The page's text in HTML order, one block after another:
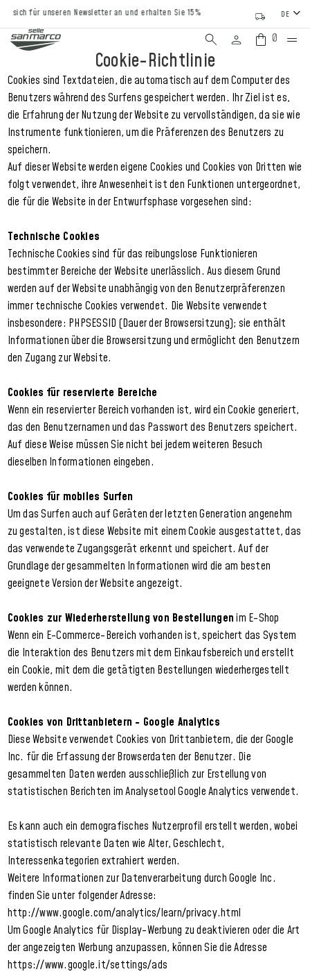
sich für unseren Newsletter an und erhalten Sie 15% Rabatt auf Ihre erste Bestellung
DE
0
Cookie-Richtlinie
Cookies sind Textdateien, die automatisch auf dem Computer des
Benutzers während des Surfens gespeichert werden. Ihr Ziel ist es,
die Erfahrung der Nutzung der Website zu vervollständigen, da sie wie
Instrumente funktionieren, um die Präferenzen des Benutzers zu
speichern.
Auf dieser Website werden eigene Cookies und Cookies von Dritten wie
folgt verwendet, ihre Anwesenheit ist den Funktionen untergeordnet,
die für die Website in der Entwurfsphase vorgesehen sind:
Technische Cookies
Technische Cookies sind für das reibungslose Funktionieren
bestimmter Bereiche der Website unerlässlich. Aus diesem Grund
werden auf der Website unabhängig von den Benutzerpräferenzen
immer technische Cookies verwendet. Die Website verwendet
insbesondere: PHPSESSID (Dauer der Browsersitzung); sie enthält
Informationen über die Browsersitzung und ermöglicht den Benutzern
den Zugang zur Website.
Cookies für reservierte Bereiche
Wenn ein reservierter Bereich vorhanden ist, wird ein Cookie generiert,
das den Benutzernamen und das Passwort des Benutzers speichert.
Auf diese Weise müssen Sie nicht bei jedem weiteren Besuch
dieselben Informationen eingeben.
Cookies für mobiles Surfen
Um das Surfen auch auf Geräten der letzten Generation angenehm
zu gestalten, ist diese Website mit einem Cookie ausgestattet, das
das verwendete Zugangsgerät erkennt und speichert. Auf der
Grundlage der gesammelten Informationen wird die am besten
geeignete Version der Website angezeigt.
Cookies zur Wiederherstellung von Bestellungenim E-Shop
Wenn ein E-Commerce-Bereich vorhanden ist, speichert das System
die Interaktion des Benutzers mit dem Einkaufsbereich und erstellt
ein Cookie, mit dem die getätigten Bestellungen wiederhergestellt
werden können.
Cookies von Drittanbietern - Google Analytics
Diese Website verwendet Cookies von Drittanbietern, die der Google
Inc. für die Erfassung der Browserdaten der Benutzer. Die
gesammelten Daten werden ausschließlich zur Erstellung von
statistischen Berichten im Analysetool Google Analytics verwendet.
Es kann auch ein demografisches Nutzerprofil erstellt werden, wobei
statistisch relevante Daten wie Alter, Geschlecht,
Interessenkategorien extrahiert werden.
Weitere Informationen zur Datenverarbeitung durch Google Inc.
finden Sie unter folgender Adresse:
http://www.google.com/analytics/learn/privacy.html
Um Google Analytics für Display-Werbung zu deaktivieren oder die Art
der angezeigten Werbung anzupassen, können Sie die Adresse
https://www.google.it/settings/ads